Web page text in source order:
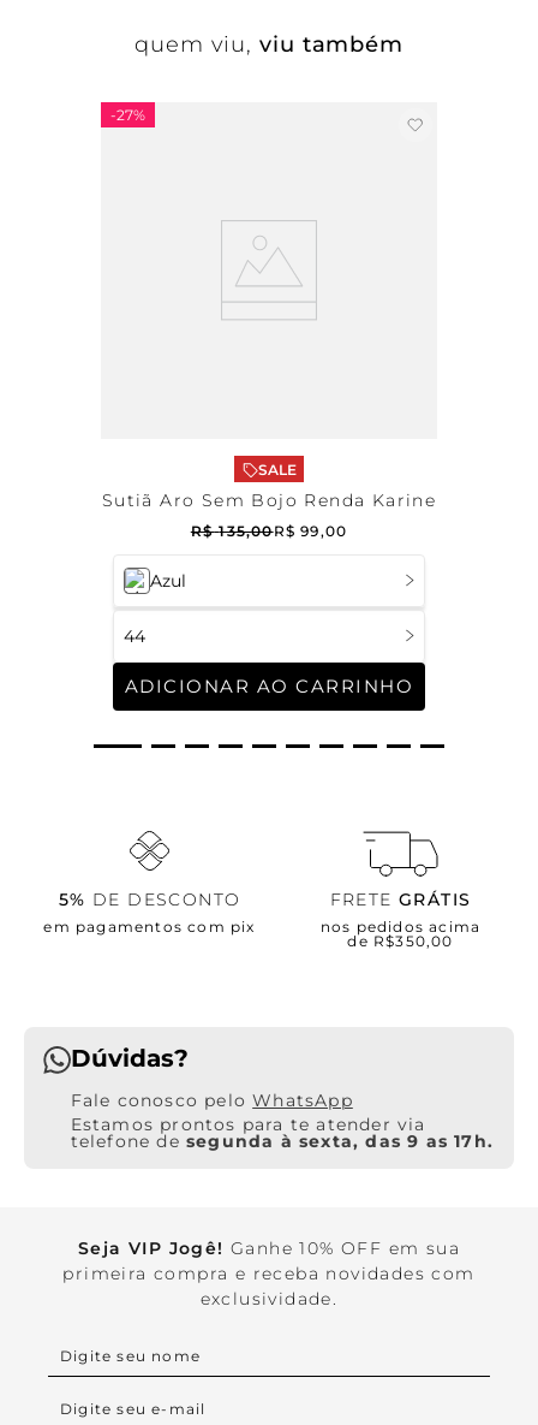
quem viu, viu também
-27%
Azul
44
ADICIONAR AO CARRINHO
SALE
Sutiã Aro Sem Bojo Renda Karine
R$ 135,00R$ 99,00
5% DE DESCONTO
em pagamentos com pix
FRETE GRÁTIS
nos pedidos acima
de R$350,00
Dúvidas?
WhatsApp
Estamos prontos para te atender via
telefone de segunda à sexta, das 9 as 17h.
Seja VIP Jogê! Ganhe 10% OFF em sua
primeira compra e receba novidades com
exclusividade.